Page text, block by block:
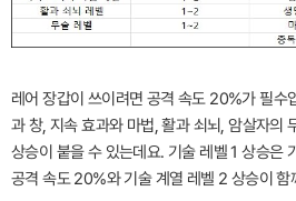
레어 장갑이 쓰이려면 공격 속도 20%가 필수
과 창, 지속 효과와 마법, 활과 쇠뇌, 암살자의
상승이 붙을 수 있는데요. 기술 레벨 1 상승은
공격 속도 20%와 기술 계열 레벨 2 상승이 함